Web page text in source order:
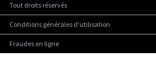
Tout droits réservés
Conditions générales d'utilisation
Fraudes en ligne